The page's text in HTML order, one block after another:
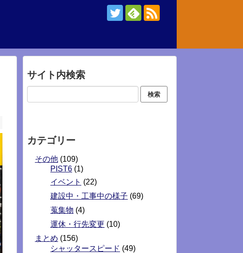
サイト内検索
カテゴリー
その他 (109)
PIST6 (1)
イベント (22)
建設中・工事中の様子 (69)
蒐集物 (4)
運休・行先変更 (10)
まとめ (156)
シャッタースピード (49)